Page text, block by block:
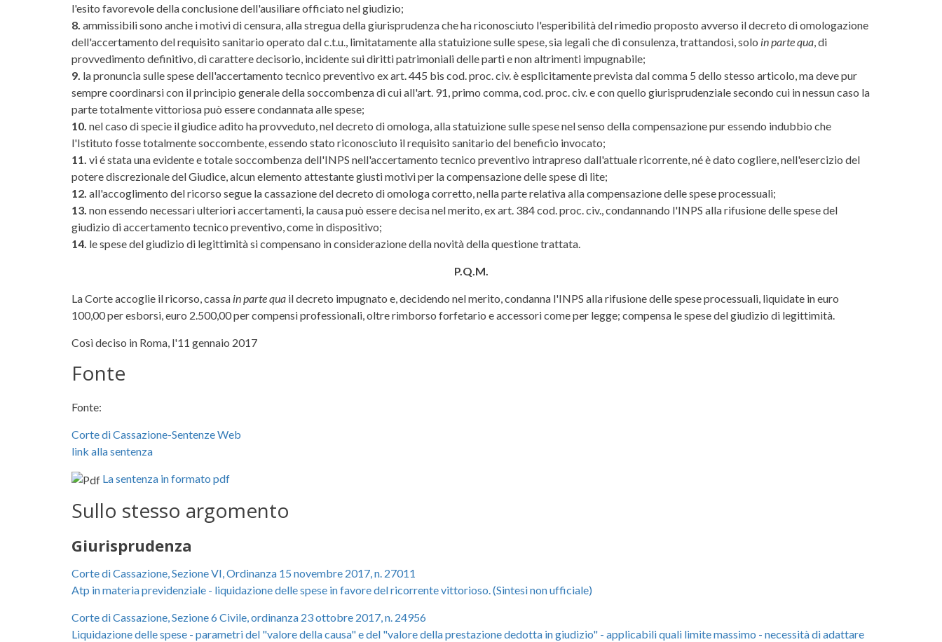
l'esito favorevole della conclusione dell'ausiliare officiato nel giudizio;
8. ammissibili sono anche i motivi di censura, alla stregua della giurisprudenza che ha riconosciuto l'esperibilità del rimedio proposto avverso il decreto di omologazione
dell'accertamento del requisito sanitario operato dal c.t.u., limitatamente alla statuizione sulle spese, sia legali che di consulenza, trattandosi, solo in parte qua, di
provvedimento definitivo, di carattere decisorio, incidente sui diritti patrimoniali delle parti e non altrimenti impugnabile;
9. la pronuncia sulle spese dell'accertamento tecnico preventivo ex art. 445 bis cod. proc. civ. è esplicitamente prevista dal comma 5 dello stesso articolo, ma deve pur
sempre coordinarsi con il principio generale della soccombenza di cui all'art. 91, primo comma, cod. proc. civ. e con quello giurisprudenziale secondo cui in nessun caso la
parte totalmente vittoriosa può essere condannata alle spese;
10. nel caso di specie il giudice adito ha provveduto, nel decreto di omologa, alla statuizione sulle spese nel senso della compensazione pur essendo indubbio che
l'Istituto fosse totalmente soccombente, essendo stato riconosciuto il requisito sanitario del beneficio invocato;
11. vi é stata una evidente e totale soccombenza dell'INPS nell'accertamento tecnico preventivo intrapreso dall'attuale ricorrente, né è dato cogliere, nell'esercizio del
potere discrezionale del Giudice, alcun elemento attestante giusti motivi per la compensazione delle spese di lite;
12. all'accoglimento del ricorso segue la cassazione del decreto di omologa corretto, nella parte relativa alla compensazione delle spese processuali;
13. non essendo necessari ulteriori accertamenti, la causa può essere decisa nel merito, ex art. 384 cod. proc. civ., condannando l'INPS alla rifusione delle spese del
giudizio di accertamento tecnico preventivo, come in dispositivo;
14. le spese del giudizio di legittimità si compensano in considerazione della novità della questione trattata.
P.Q.M.
La Corte accoglie il ricorso, cassa in parte qua il decreto impugnato e, decidendo nel merito, condanna l'INPS alla rifusione delle spese processuali, liquidate in euro
100,00 per esborsi, euro 2.500,00 per compensi professionali, oltre rimborso forfetario e accessori come per legge; compensa le spese del giudizio di legittimità.
Così deciso in Roma, l'11 gennaio 2017
Fonte
Fonte:
Corte di Cassazione-Sentenze Web
link alla sentenza
La sentenza in formato pdf
Sullo stesso argomento
Giurisprudenza
Corte di Cassazione, Sezione VI, Ordinanza 15 novembre 2017, n. 27011
Atp in materia previdenziale - liquidazione delle spese in favore del ricorrente vittorioso. (Sintesi non ufficiale)
Corte di Cassazione, Sezione 6 Civile, ordinanza 23 ottobre 2017, n. 24956
Liquidazione delle spese - parametri del "valore della causa" e del "valore della prestazione dedotta in giudizio" - applicabili quali limite massimo - necessità di adattare